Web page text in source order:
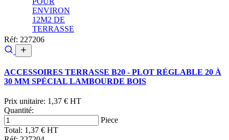
ENVIRON
12M2 DE
TERRASSE
Réf: 227206
ACCESSOIRES TERRASSE B20 - PLOT RÉGLABLE 20 À
30 MM SPÉCIAL LAMBOURDE BOIS
Prix unitaire: 1,37 € HT
Quantité:
Piece
Total: 1,37 € HT